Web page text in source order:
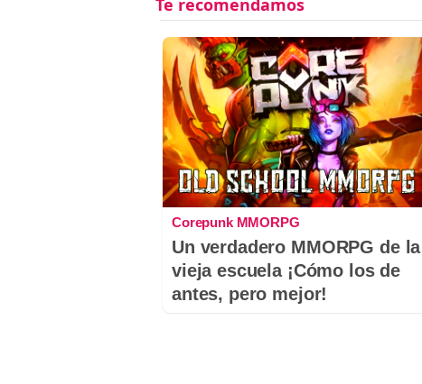
Corepunk MMORPG
Un verdadero MMORPG de la
vieja escuela ¡Cómo los de
antes, pero mejor!